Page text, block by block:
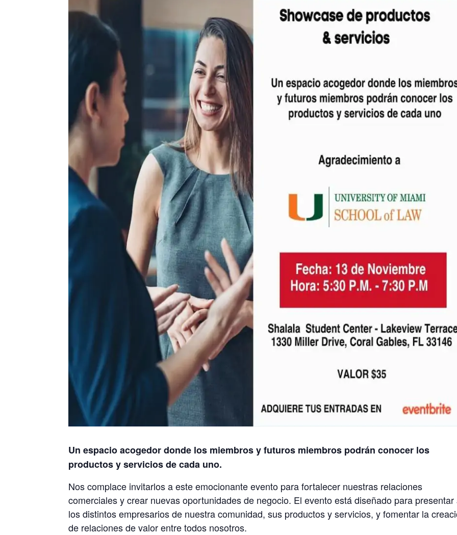
Un espacio acogedor donde los miembros y futuros miembros podrán conocer los
productos y servicios de cada uno.
Nos complace invitarlos a este emocionante evento para fortalecer nuestras relaciones
comerciales y crear nuevas oportunidades de negocio. El evento está diseñado para presentar
los distintos empresarios de nuestra comunidad, sus productos y servicios, y fomentar la
de relaciones de valor entre todos nosotros.